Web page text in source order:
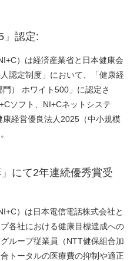
」認定:
）は経済産業省と日本健康会
認定制度」において、「健康経
） ホワイト500」に認定さ
ソフト、NI+Cネットシステ
経営優良法人2025（中小規模
にて2年連続優秀賞受
）は日本電信電話株式会社と
各社における健康目標達成への
ループ従業員（NTT健保組合加
トータルの医療費の抑制や適正